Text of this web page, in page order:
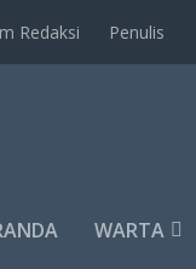
Redaksi Penulis
WARTA